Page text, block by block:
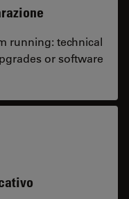
running: technical
or software